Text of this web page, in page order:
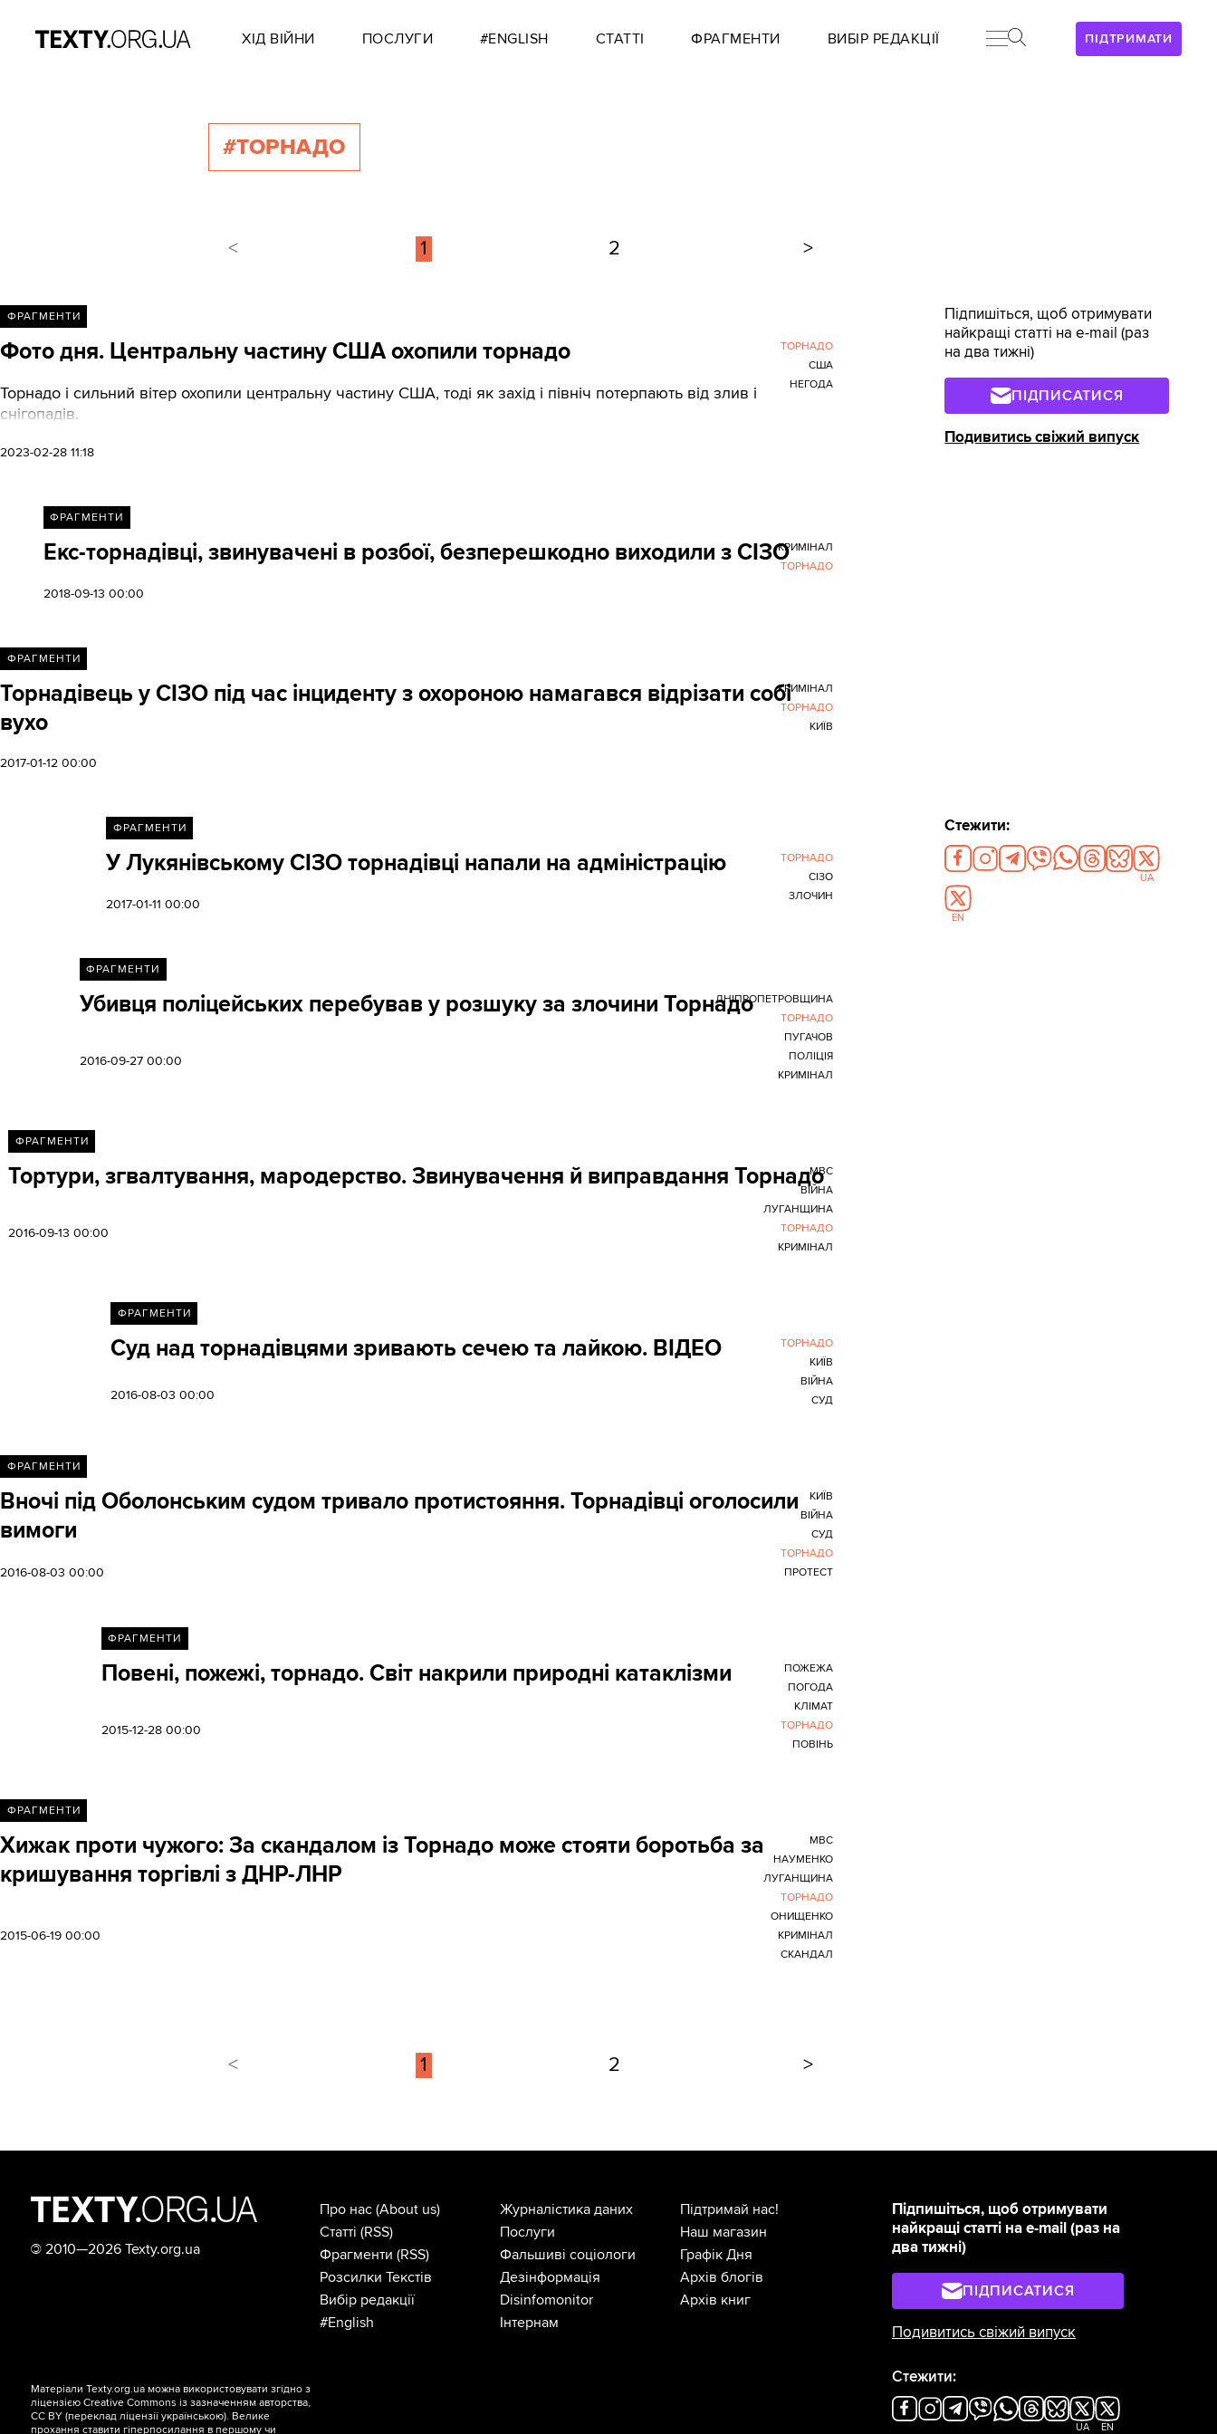
ПІДТРИМАТИ
ХІД ВІЙНИ ПОСЛУГИ #ENGLISH СТАТТІ ФРАГМЕНТИ ВИБІР РЕДАКЦІЇ
#ТОРНАДО
< 1 2 >
ФРАГМЕНТИ
Фото дня. Центральну частину США охопили торнадо
Торнадо і сильний вітер охопили центральну частину США, тоді як захід і північ потерпають від злив і
снігопадів.
2023-02-28 11:18
ТОРНАДО
США
НЕГОДА
ФРАГМЕНТИ
Екс-торнадівці, звинувачені в розбої, безперешкодно виходили з СІЗО
2018-09-13 00:00
КРИМІНАЛ
ТОРНАДО
Підпишіться, щоб отримувати
найкращі статті на e-mail (раз
на два тижні)
ПІДПИСАТИСЯ
Подивитись свіжий випуск
ФРАГМЕНТИ
Торнадівець у СІЗО під час інциденту з охороною намагався відрізати собі
вухо
2017-01-12 00:00
КРИМІНАЛ
ТОРНАДО
КИЇВ
ФРАГМЕНТИ
У Лукянівському СІЗО торнадівці напали на адміністрацію
2017-01-11 00:00
ТОРНАДО
СІЗО
ЗЛОЧИН
Стежити:
UA
EN
ФРАГМЕНТИ
Убивця поліцейських перебував у розшуку за злочини Торнадо
2016-09-27 00:00
ДНІПРОПЕТРОВЩИНА
ТОРНАДО
ПУГАЧОВ
ПОЛІЦІЯ
КРИМІНАЛ
ФРАГМЕНТИ
Тортури, згвалтування, мародерство. Звинувачення й виправдання Торнадо
2016-09-13 00:00
МВС
ВІЙНА
ЛУГАНЩИНА
ТОРНАДО
КРИМІНАЛ
ФРАГМЕНТИ
Суд над торнадівцями зривають сечею та лайкою. ВІДЕО
2016-08-03 00:00
ТОРНАДО
КИЇВ
ВІЙНА
СУД
ФРАГМЕНТИ
Вночі під Оболонським судом тривало протистояння. Торнадівці оголосили
вимоги
2016-08-03 00:00
КИЇВ
ВІЙНА
СУД
ТОРНАДО
ПРОТЕСТ
ФРАГМЕНТИ
Повені, пожежі, торнадо. Світ накрили природні катаклізми
2015-12-28 00:00
ПОЖЕЖА
ПОГОДА
КЛІМАТ
ТОРНАДО
ПОВІНЬ
ФРАГМЕНТИ
Хижак проти чужого: За скандалом із Торнадо може стояти боротьба за
кришування торгівлі з ДНР-ЛНР
2015-06-19 00:00
МВС
НАУМЕНКО
ЛУГАНЩИНА
ТОРНАДО
ОНИЩЕНКО
КРИМІНАЛ
СКАНДАЛ
< 1 2 >
© 2010—2026 Texty.org.ua
Підпишіться, щоб отримувати
найкращі статті на e-mail (раз на
два тижні)
ПІДПИСАТИСЯ
Подивитись свіжий випуск
Стежити:
UA EN
Про нас (About us)
Статті (RSS)
Фрагменти (RSS)
Розсилки Текстів
Вибір редакції
#English
Журналістика даних
Послуги
Фальшиві соціологи
Дезінформація
Disinfomonitor
Інтернам
Підтримай нас!
Наш магазин
Графік Дня
Архів блогів
Архів книг
Матеріали Texty.org.ua можна використовувати згідно з
ліцензієюCreative Commons із зазначенням авторства,
CC BY (переклад ліцензіїукраїнською). Велике
прохання ставити гіперпосилання в першому чи